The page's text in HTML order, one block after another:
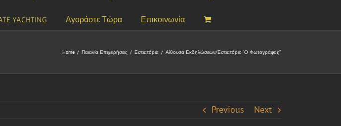
YACHTING Αγοράστε Τώρα Επικοινωνία
Home / Παιανία Επιχειρήσεις / Εστιατόρια / Αίθουσα Εκδηλώσεων/Εστιατόριο “Ο Φωτογράφος”
Previous Next